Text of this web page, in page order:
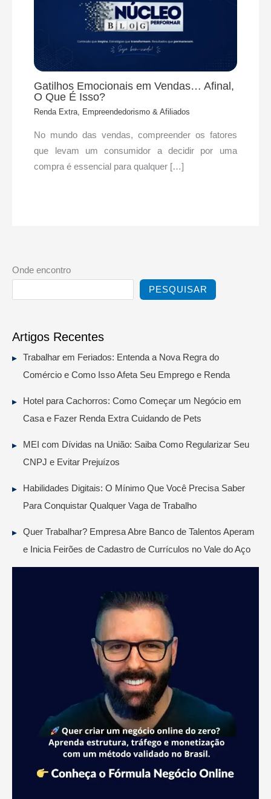
Gatilhos Emocionais em Vendas… Afinal,
O Que É Isso?
Renda Extra, Empreendedorismo & Afiliados
No mundo das vendas, compreender os fatores
que levam um consumidor a decidir por uma
compra é essencial para qualquer […]
Onde encontro
PESQUISAR
Artigos Recentes
Trabalhar em Feriados: Entenda a Nova Regra do
Comércio e Como Isso Afeta Seu Emprego e Renda
Hotel para Cachorros: Como Começar um Negócio em
Casa e Fazer Renda Extra Cuidando de Pets
MEI com Dívidas na União: Saiba Como Regularizar Seu
CNPJ e Evitar Prejuízos
Habilidades Digitais: O Mínimo Que Você Precisa Saber
Para Conquistar Qualquer Vaga de Trabalho
Quer Trabalhar? Empresa Abre Banco de Talentos Aperam
e Inicia Feirões de Cadastro de Currículos no Vale do Aço